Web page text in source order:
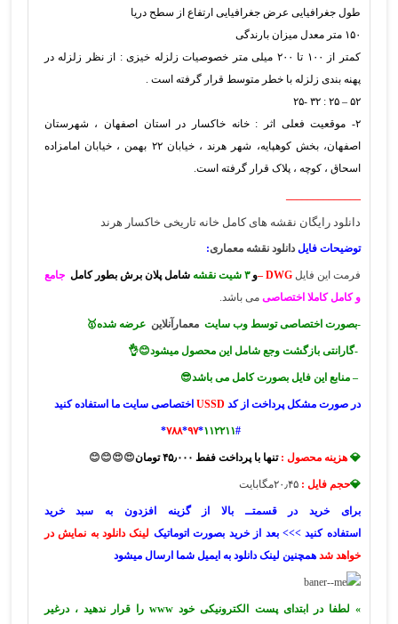
طول جغرافیایی عرض جغرافیایی ارتفاع از سطح دریا
۱۵۰ متر معدل میزان بارندگی
کمتر از ۱۰۰ تا ۲۰۰ میلی متر خصوصیات زلزله خیزی : از نظر زلزله در
پهنه بندی زلزله با خطر متوسط قرار گرفته است .
۵۲ – ۲۵ : ۳۲ -۲۵
۲- موقعیت فعلی اثر : خانه خاکسار در استان اصفهان ، شهرستان
اصفهان، بخش کوهپایه، شهر هرند ، خیابان ۲۲ بهمن ، خیابان امامزاده
اسحاق ، کوچه ، پلاک قرار گرفته است.
دانلود رایگان نقشه های کامل خانه تاریخی خاکسار هرند
توضیحات فایلدانلود نقشه معماری:
فرمت این فایلDWG – و۳ شیت نقشه شامل پلان برش بطور کاملجامع
و کامل کاملا اختصاصیمی باشد.
-بصورت اختصاصی توسط وب سایتمعمارآنلاین عرضه شده🥇
-گارانتی بازگشت وجع شامل این محصول میشود😊👌
– منابع این فایل بصورت کامل می باشد😎
در صورت مشکل پرداخت از کد USSD اختصاصی سایت ما استفاده کنید
*۷۸۸*۹۷*۱۱۲۲۱۱#
💎هزینه محصول : تنها با پرداخت ففط ۴۵٫۰۰۰ تومان 😍😍
😊😊
💎حجم فایل :۲۰٫۴۵مگابایت
برای خرید در قسمتــ بالا از گزینه افزدون به سبد خرید
استفاده کنید >>> بعد از خرید بصورت اتوماتیک لینک دانلود به نمایش در
خواهد شد همچنین لینک دانلود به ایمیل شما ارسال میشود
» لطفا در ابتدای پست الکترونیکی خود www را قرار ندهید ، درغیر